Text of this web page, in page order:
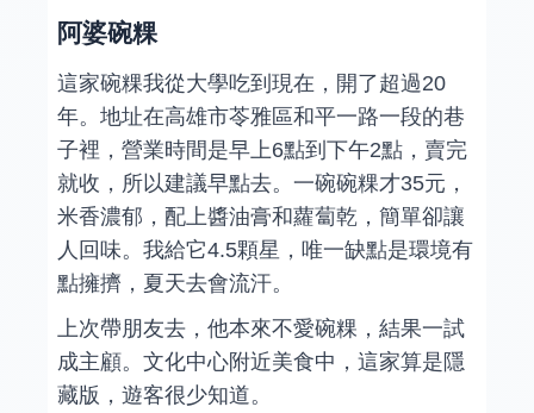
阿婆碗粿
這家碗粿我從大學吃到現在，開了超過20
年。地址在高雄市苓雅區和平一路一段的巷
子裡，營業時間是早上6點到下午2點，賣完
就收，所以建議早點去。一碗碗粿才35元，
米香濃郁，配上醬油膏和蘿蔔乾，簡單卻讓
人回味。我給它4.5顆星，唯一缺點是環境有
點擁擠，夏天去會流汗。
上次帶朋友去，他本來不愛碗粿，結果一試
成主顧。文化中心附近美食中，這家算是隱
藏版，遊客很少知道。